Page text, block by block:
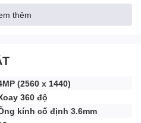
sóng 360 ° | Còi báo động tích
độ bảo mật | Âm thanh báo
thêm
(2560 x 1440)
360 độ
kính cố định 3.6mm